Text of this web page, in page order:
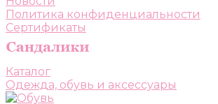
Политика конфиденциальности
Сертификаты
Каталог
Одежда, обувь и аксессуары